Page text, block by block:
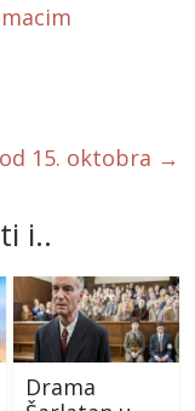
15. oktobra →
i..
Drama